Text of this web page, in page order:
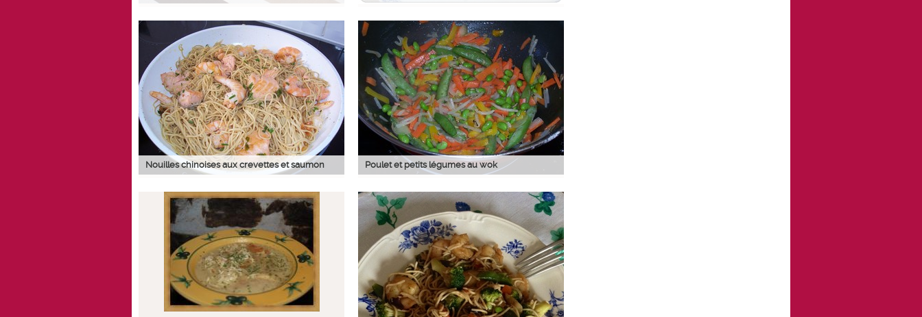
Nouilles chinoises aux crevettes et saumon Poulet et petits légumes au wok